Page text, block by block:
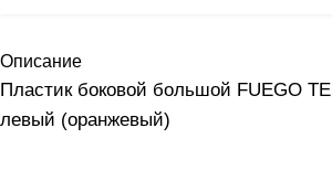
Описание
Пластик боковой большой FUEGO
левый (оранжевый)